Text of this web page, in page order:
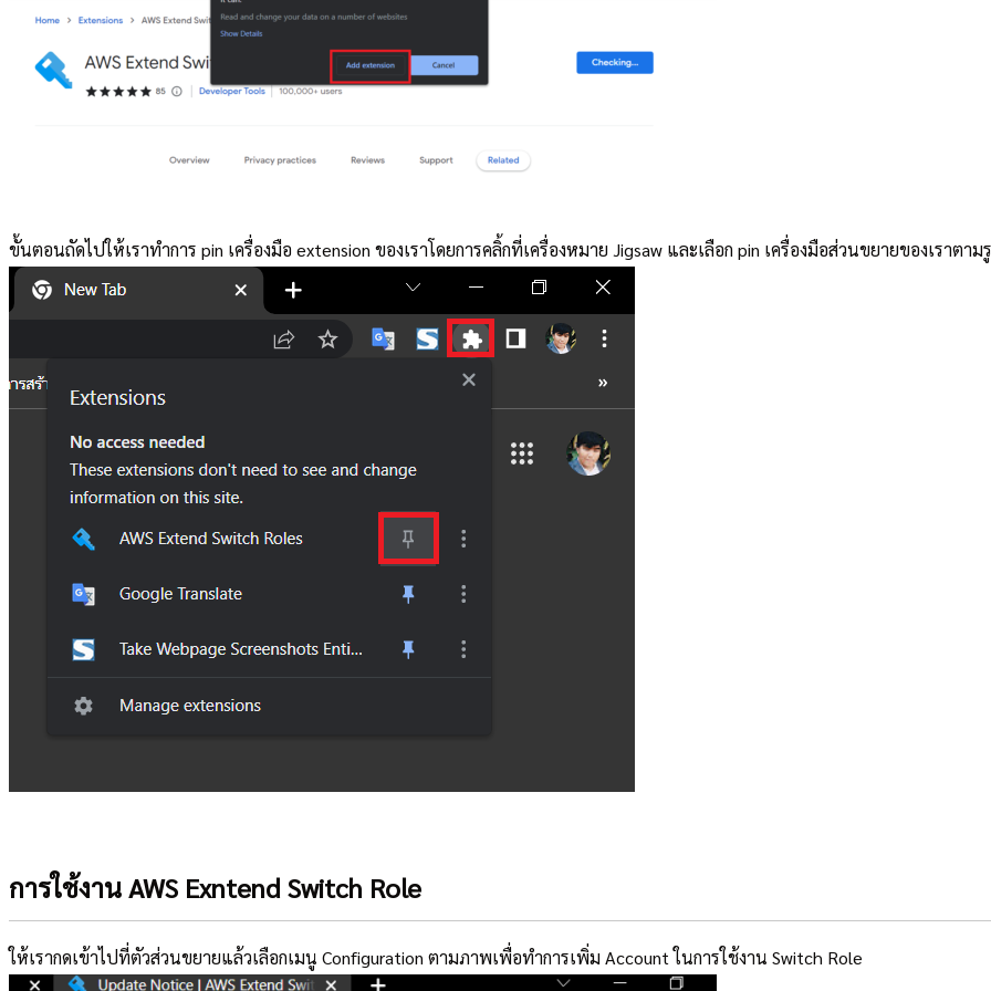
ขั้นตอนถัดไปให้เราทำการ pin เครื่องมือ extension ของเราโดยการคลิ้กที่เครื่องหมาย Jigsaw และเลือก pin เครื่องมือส่วนขยายของเราตา
การใช้งาน AWS Exntend Switch Role
ให้เรากดเข้าไปที่ตัวส่วนขยายแล้วเลือกเมนู Configuration ตามภาพเพื่อทำการเพิ่ม Account ในการใช้งาน Switch Role